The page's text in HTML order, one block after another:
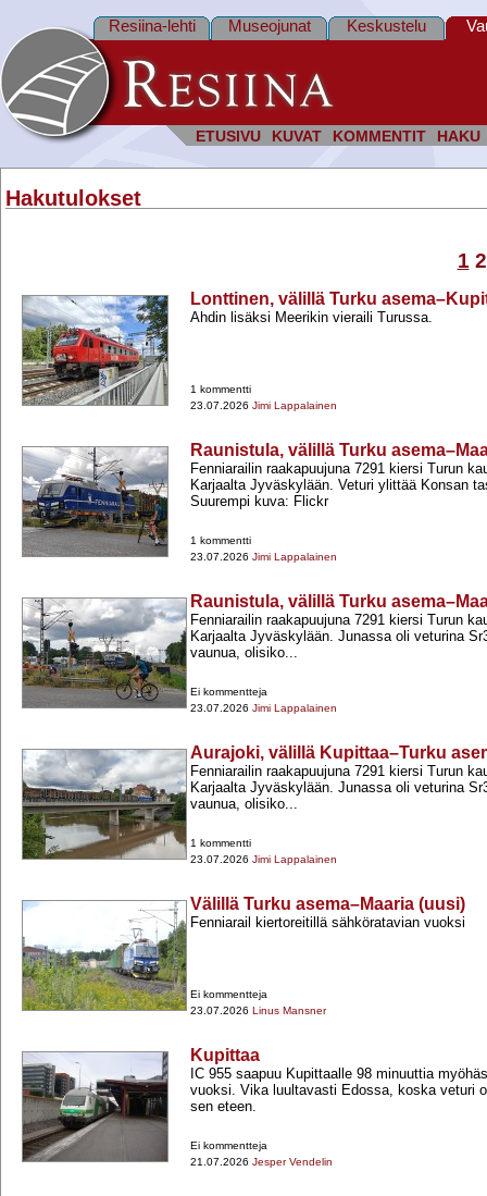
ETUSIVU KUVAT KOMMENTIT HAKU
Resiina-lehti Museojunat Keskustelu
Hakutulokset
1 2
Lonttinen, välillä Turku
Ahdin lisäksi Meerikin vieraili Turussa.
1 kommentti
23.07.2026 Jimi Lappalainen
Raunistula, välillä Turku
Fenniarailin raakapuujuna 7291 kiersi Turun
Karjaalta Jyväskylään. Veturi ylittää Konsan
Suurempi kuva: Flickr
1 kommentti
23.07.2026 Jimi Lappalainen
Raunistula, välillä Turku
Fenniarailin raakapuujuna 7291 kiersi Turun
Karjaalta Jyväskylään. Junassa oli veturina
vaunua, olisiko...
Ei kommentteja
23.07.2026 Jimi Lappalainen
Aurajoki, välillä Kupittaa–Turku
Fenniarailin raakapuujuna 7291 kiersi Turun
Karjaalta Jyväskylään. Junassa oli veturina
vaunua, olisiko...
1 kommentti
23.07.2026 Jimi Lappalainen
Välillä Turku asema–Maaria (uusi)
Fenniarail kiertoreitillä sähköratavian vuoksi
Ei kommentteja
23.07.2026 Linus Mansner
Kupittaa
IC 955 saapuu Kupittaalle 98 minuuttia
vuoksi. Vika luultavasti Edossa, koska veturi
sen eteen.
Ei kommentteja
21.07.2026 Jesper Vendelin